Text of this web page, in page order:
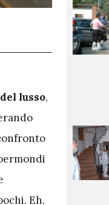
lusso,
Eh,